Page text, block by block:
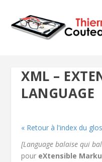
XML –
LANGUAGE
« Retour à l'index du
[Language balaise qui
pour eXtensible